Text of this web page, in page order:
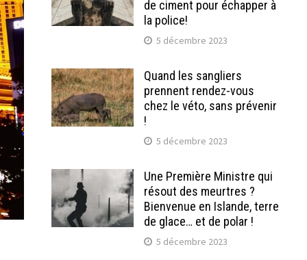
de ciment pour échapper à
la police!
5 décembre 2023
Quand les sangliers
prennent rendez-vous
chez le véto, sans prévenir
!
5 décembre 2023
Une Première Ministre qui
résout des meurtres ?
Bienvenue en Islande, terre
de glace… et de polar !
5 décembre 2023